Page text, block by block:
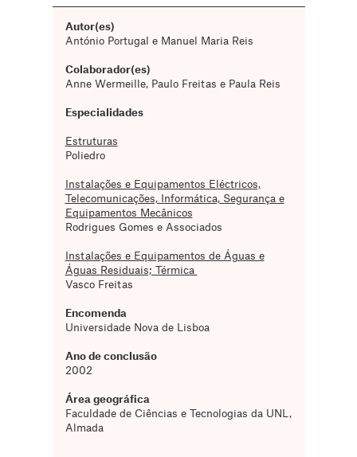
Autor(es)
António Portugal e Manuel Maria Reis
Colaborador(es)
Anne Wermeille, Paulo Freitas e Paula Reis
Especialidades
Estruturas
Poliedro
Instalações e Equipamentos Eléctricos,
Telecomunicações, Informática, Segurança e
Equipamentos Mecânicos
Rodrigues Gomes e Associados
Instalações e Equipamentos de Águas e
Águas Residuais; Térmica
Vasco Freitas
Encomenda
Universidade Nova de Lisboa
Ano de conclusão
2002
Área geográfica
Faculdade de Ciências e Tecnologias da UNL,
Almada